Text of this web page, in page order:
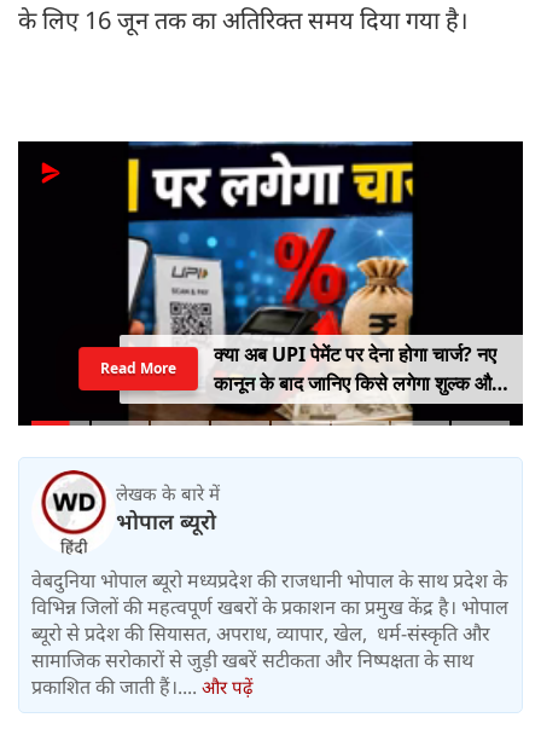
के लिए 16 जून तक का अतिरिक्त समय दिया गया है।
क्या अब UPI पेमेंट पर देना होगा चार्ज? नए
कानून के बाद जानिए किसे लगेगा शुल्क और
किसे नहीं
Read More
लेखक के बारे में
भोपाल ब्यूरो
वेबदुनिया भोपाल ब्यूरो मध्यप्रदेश की राजधानी भोपाल के साथ प्रदेश के
विभिन्न जिलों की महत्वपूर्ण खबरों के प्रकाशन का प्रमुख केंद्र है। भोपाल
ब्यूरो से प्रदेश की सियासत, अपराध, व्यापार, खेल, धर्म-संस्कृति और
सामाजिक सरोकारों से जुड़ी खबरें सटीकता और निष्पक्षता के साथ
प्रकाशित की जाती हैं।.... और पढ़ें